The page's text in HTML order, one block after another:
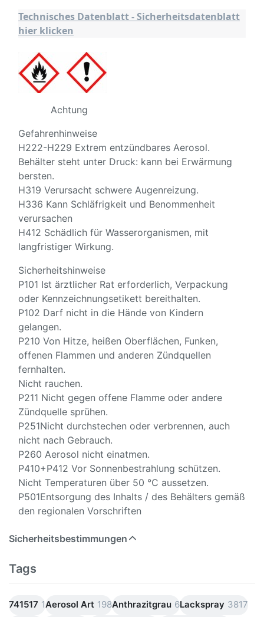
Technisches Datenblatt - Sicherheitsdatenblatt
hier klicken
Achtung
Gefahrenhinweise
H222-H229 Extrem entzündbares Aerosol.
Behälter steht unter Druck: kann bei Erwärmung
bersten.
H319 Verursacht schwere Augenreizung.
H336 Kann Schläfrigkeit und Benommenheit
verursachen
H412 Schädlich für Wasserorganismen, mit
langfristiger Wirkung.
Sicherheitshinweise
P101 Ist ärztlicher Rat erforderlich, Verpackung
oder Kennzeichnungsetikett bereithalten.
P102 Darf nicht in die Hände von Kindern
gelangen.
P210 Von Hitze, heißen Oberflächen, Funken,
offenen Flammen und anderen Zündquellen
fernhalten.
Nicht rauchen.
P211 Nicht gegen offene Flamme oder andere
Zündquelle sprühen.
P251Nicht durchstechen oder verbrennen, auch
nicht nach Gebrauch.
P260 Aerosol nicht einatmen.
P410+P412 Vor Sonnenbestrahlung schützen.
Nicht Temperaturen über 50 °C aussetzen.
P501Entsorgung des Inhalts / des Behälters gemäß
den regionalen Vorschriften
Sicherheitsbestimmungen
Tags
741517 1Aerosol Art 198Anthrazitgrau 6Lackspray 3817